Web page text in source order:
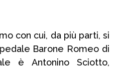
con cui, da più parti, si
Barone Romeo di
è Antonino Sciotto,